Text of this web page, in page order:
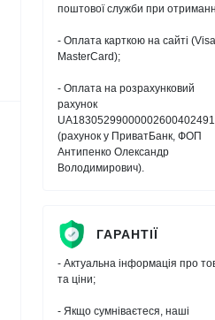
поштової служби при
- Оплата карткою на сайті
MasterCard);
- Оплата на розрахунковий
рахунок
(рахунок у ПриватБанк, ФОП
Антипенко Олександр
Володимирович).
ГАРАНТІЇ
- Актуальна інформація про
та ціни;
- Якщо сумніваєтеся, наші